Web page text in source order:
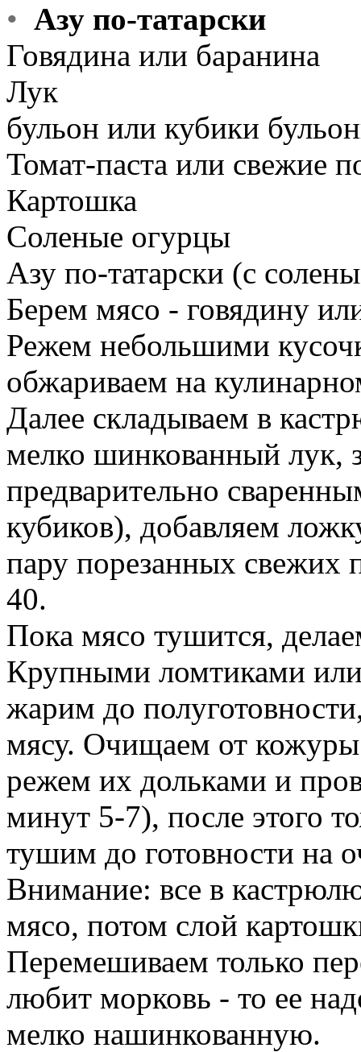
• Азу по-татарски
Говядина или баранина
Лук
бульон или кубики
Томат-паста или свежие
Картошка
Соленые огурцы
Азу по-татарски (с
Берем мясо - говядину
Режем небольшими
обжариваем на
Далее складываем в
мелко шинкованный лук,
предварительно
кубиков), добавляем
пару порезанных
40.
Пока мясо тушится,
Крупными ломтиками
жарим до
мясу. Очищаем от
режем их дольками и
минут 5-7), после этого
тушим до готовности на
Внимание: все в
мясо, потом слой
Перемешиваем только
любит морковь - то ее
мелко нашинкованную.